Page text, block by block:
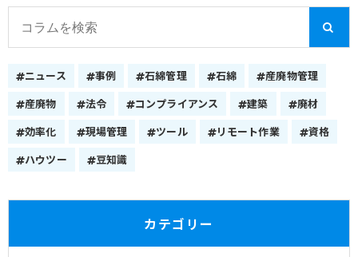
ニュース 事例 石綿管理 石綿
産廃物管理
産廃物
法令 コンプライアンス 建築
廃材
効率化
現場管理 ツール リモート作業
資格
ハウツー
豆知識
カテゴリー